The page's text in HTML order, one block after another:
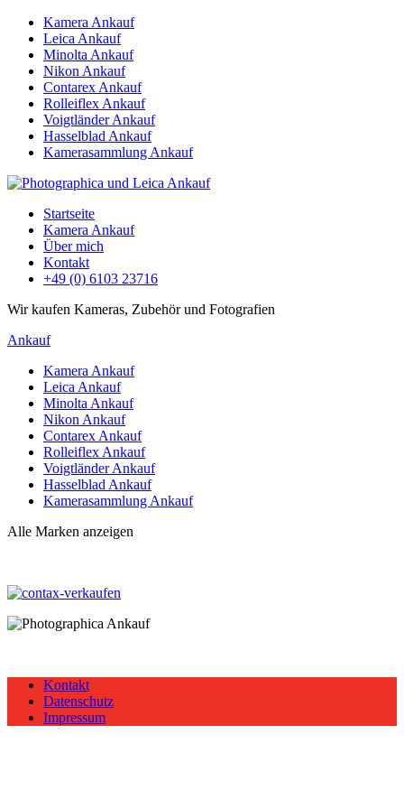
Kamera Ankauf
Leica Ankauf
Minolta Ankauf
Nikon Ankauf
Contarex Ankauf
Rolleiflex Ankauf
Voigtländer Ankauf
Hasselblad Ankauf
Kamerasammlung Ankauf
Startseite
Kamera Ankauf
Über mich
Kontakt
+49 (0) 6103 23716
Wir kaufen Kameras, Zubehör und Fotografien
Ankauf
Kamera Ankauf
Leica Ankauf
Minolta Ankauf
Nikon Ankauf
Contarex Ankauf
Rolleiflex Ankauf
Voigtländer Ankauf
Hasselblad Ankauf
Kamerasammlung Ankauf
Alle Marken anzeigen
Kontakt
Datenschutz
Impressum